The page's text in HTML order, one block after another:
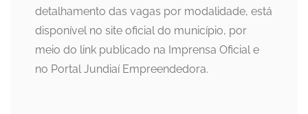
detalhamento das vagas por modalidade, está
disponível no site oficial do município, por
meio do link publicado na Imprensa Oficial e
no Portal Jundiaí Empreendedora.